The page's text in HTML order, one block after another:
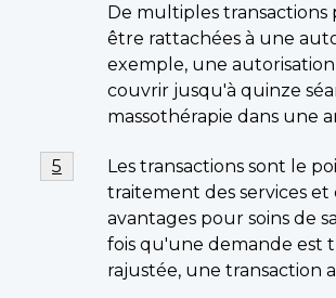
De multiples transactions
être rattachées à une
exemple, une
couvrir jusqu'à quinze
massothérapie dans une
Note
de
Les transactions sont le
traitement des services et
avantages pour soins de
fois qu'une demande est
rajustée, une transaction
Retour à la référence de la note
5